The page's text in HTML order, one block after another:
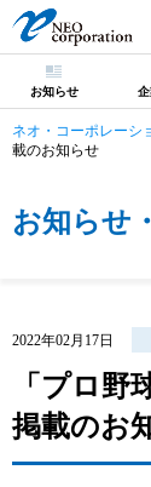
お知らせ
ネオ・コーポレーシ
載のお知らせ
お知らせ
2022年02月17日
「プロ野
掲載のお